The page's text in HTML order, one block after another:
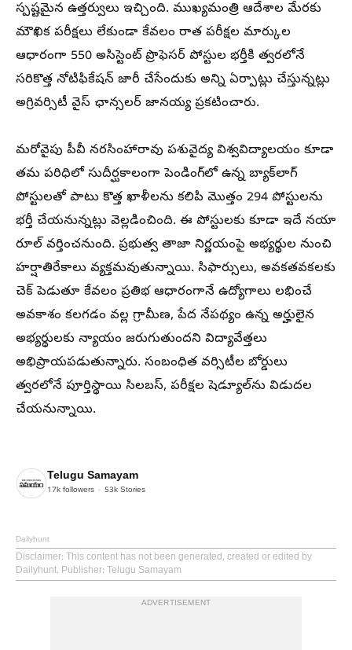
స్పష్టమైన ఉత్తర్వులు ఇచ్చింది. ముఖ్యమంత్రి ఆదేశాల మేరకు
మౌఖిక పరీక్షలు లేకుండా కేవలం రాత పరీక్షల మార్కుల
ఆధారంగా 550 అసిస్టెంట్ ప్రొఫెసర్ పోస్టుల భర్తీకి త్వరలోనే
సరికొత్త నోటిఫికేషన్‌ జారీ చేసేందుకు అన్ని ఏర్పాట్లు చేస్తున్నట్లు
అగ్రివర్సిటీ వైస్ ఛాన్సలర్ జానయ్య ప్రకటించారు.
మరోవైపు పీవీ నరసింహారావు పశువైద్య విశ్వవిద్యాలయం కూడా
తమ పరిధిలో సుదీర్ఘకాలంగా పెండింగ్‌లో ఉన్న బ్యాక్‌లాగ్‌
పోస్టులతో పాటు కొత్త ఖాళీలను కలిపి మొత్తం 294 పోస్టులను
భర్తీ చేయనున్నట్లు వెల్లడించింది. ఈ పోస్టులకు కూడా ఇదే నయా
రూల్ వర్తించనుంది. ప్రభుత్వ తాజా నిర్ణయంపై అభ్యర్థుల నుంచి
హర్షాతిరేకాలు వ్యక్తమవుతున్నాయి. సిఫార్సులు, అవకతవకలకు
చెక్ పెడుతూ కేవలం ప్రతిభ ఆధారంగానే ఉద్యోగాలు లభించే
అవకాశం కలగడం వల్ల గ్రామీణ, పేద నేపథ్యం ఉన్న అర్హులైన
అభ్యర్థులకు న్యాయం జరుగుతుందని విద్యావేత్తలు
అభిప్రాయపడుతున్నారు. సంబంధిత వర్సిటీల బోర్డులు
త్వరలోనే పూర్తిస్థాయి సిలబస్, పరీక్షల షెడ్యూల్‌ను విడుదల
చేయనున్నాయి.
Telugu Samayam
17k followers 53k Stories
Dailyhunt
Disclaimer: This content has not been generated, created or edited by
Dailyhunt. Publisher: Telugu Samayam
ADVERTISEMENT